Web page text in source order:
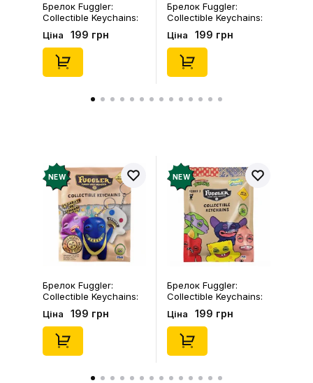
Брелок Fuggler:
Collectible Keychains:
Gold Edition: Series 3
(Blind Box: 1 з 24),
(11550)
Ціна 199 грн
Брелок Fuggler:
Collectible Keychains:
Series 2 (Blind Box: 1 з
46), (15475)
Ціна 199 грн
NEW
Брелок Fuggler:
Collectible Keychains:
Gold Edition: Series 3
(Blind Box: 1 з 24),
(11550)
Ціна 199 грн
NEW
Брелок Fuggler:
Collectible Keychains:
Series 2 (Blind Box: 1 з
46), (15475)
Ціна 199 грн